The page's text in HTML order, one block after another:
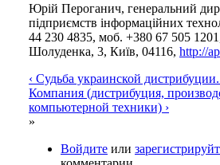
Юрій Пероганич, генеральний
підприємств інформаційних
44 230 4835, моб. +380 67 505
Шолуденка, 3, Київ, 04116, http://
‹ Судьба украинской
Компания (дистрибуция,
компьютерной техники) ›
»
Войдите или